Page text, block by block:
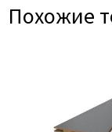
Похожие